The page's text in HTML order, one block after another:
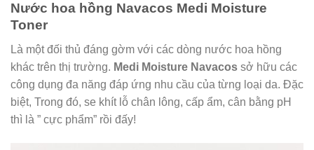
Nước hoa hồng Navacos Medi Moisture
Toner
Là một đối thủ đáng gờm với các dòng nước hoa hồng
khác trên thị trường. Medi Moisture Navacos sở hữu các
công dụng đa năng đáp ứng nhu cầu của từng loại da. Đặc
biệt, Trong đó, se khít lỗ chân lông, cấp ẩm, cân bằng pH
thì là ” cực phẩm” rồi đấy!